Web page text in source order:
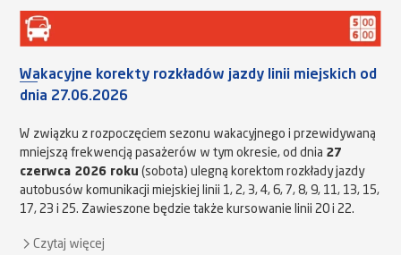
Wakacyjne korekty rozkładów jazdy linii miejskich od
dnia 27.06.2026
W związku z rozpoczęciem sezonu wakacyjnego i przewidywaną
mniejszą frekwencją pasażerów w tym okresie, od dnia 27
czerwca 2026 roku (sobota) ulegną korektom rozkłady jazdy
autobusów komunikacji miejskiej linii 1, 2, 3, 4, 6, 7, 8, 9, 11, 13, 15,
17, 23 i 25. Zawieszone będzie także kursowanie linii 20 i 22.
Czytaj więcej